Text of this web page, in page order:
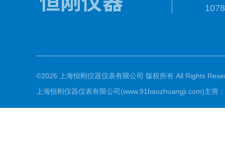
©2026 上海恒刚仪器仪表有限公司 版权所有 All Rights
上海恒刚仪器仪表有限公司(www.91baozhuangji.com)主